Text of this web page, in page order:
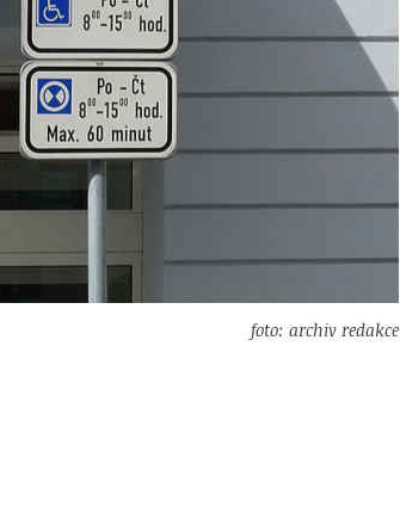
foto: archiv redakce